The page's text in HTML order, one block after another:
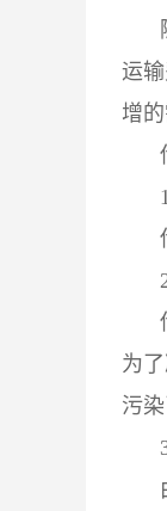
运
增
为
污染